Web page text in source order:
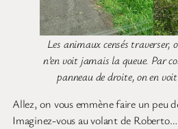
Les animaux censés traverser,
n’en voit jamais la queue. Par
panneau de droite, on en
Allez, on vous emmène faire un peu
Imaginez-vous au volant de Roberto…